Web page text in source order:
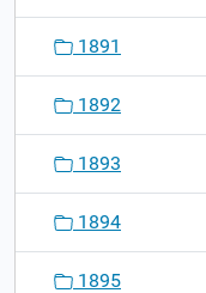
1891
1892
1893
1894
1895